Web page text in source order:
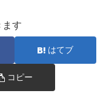
ます
はてブ
コピー